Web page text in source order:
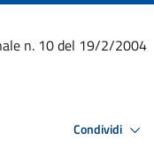
n. 10 del 19/2/2004
Condividi